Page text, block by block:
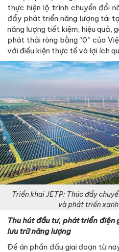
thực hiện lộ trình chuyển đổi
đẩy phát triển năng lượng tái
năng lượng tiết kiệm, hiệu quả,
phát thải ròng bằng “0” của
với điều kiện thực tế và lợi ích
Triển khai JETP: Thúc đẩy
và phát triển
Thu hút đầu tư, phát triển điện
lưu trữ năng lượng
Đề án phấn đấu giai đoạn từ